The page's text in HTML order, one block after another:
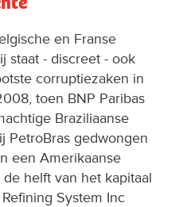
en Franse
staat - discreet - ook
corruptiezaken in
toen BNP Paribas
Braziliaanse
PetroBras gedwongen
een Amerikaanse
helft van het kapitaal
System Inc